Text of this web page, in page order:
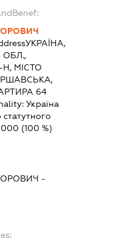
УКРАЇНА,
ОБЛ.,
МІСТО
64
Україна
000 (100 %)
-